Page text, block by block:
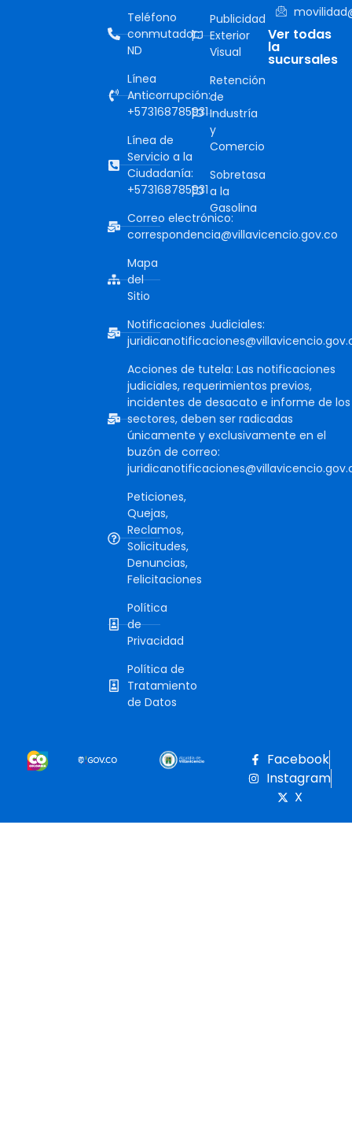
Teléfono
conmutador:
ND
Línea
Anticorrupción:
+573168785931
Línea de
Servicio a la
Ciudadanía:
+573168785931
Correo electrónico:
correspondencia@villavicencio.gov.co
Mapa
del
Sitio
Notificaciones Judiciales:
Acciones de tutela: Las notificaciones
judiciales, requerimientos previos,
incidentes de desacato e informe de los
sectores, deben ser radicadas
únicamente y exclusivamente en el
buzón de correo:
Peticiones,
Quejas,
Reclamos,
Solicitudes,
Denuncias,
Felicitaciones
Política
de
Privacidad
Política de
Tratamiento
de Datos
Publicidad
Exterior
Visual
Retención
de
Industría
y
Comercio
Sobretasa
a la
Gasolina
Ver todas
la
sucursales
Facebook
Instagram
X